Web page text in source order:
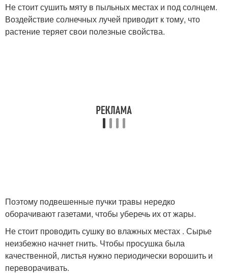
Не стоит сушить мяту в пыльных местах и под солнцем.
Воздействие солнечных лучей приводит к тому, что
растение теряет свои полезные свойства.
Поэтому подвешенные пучки травы нередко
оборачивают газетами, чтобы уберечь их от жары.
Не стоит проводить сушку во влажных местах . Сырье
неизбежно начнет гнить. Чтобы просушка была
качественной, листья нужно периодически ворошить и
переворачивать.